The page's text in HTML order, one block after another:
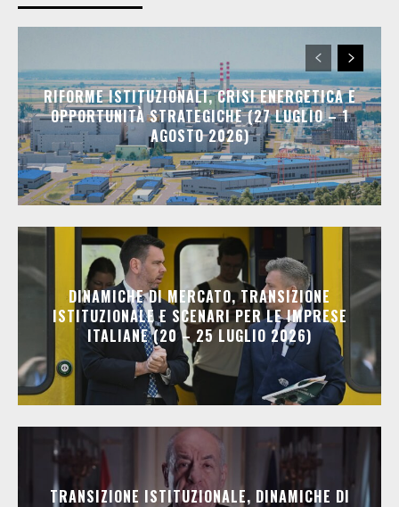
RIFORME ISTITUZIONALI, CRISI ENERGETICA E
OPPORTUNITÀ STRATEGICHE (27 LUGLIO – 1
AGOSTO 2026)
DINAMICHE DI MERCATO, TRANSIZIONE
ISTITUZIONALE E SCENARI PER LE IMPRESE
ITALIANE (20 – 25 LUGLIO 2026)
TRANSIZIONE ISTITUZIONALE, DINAMICHE DI